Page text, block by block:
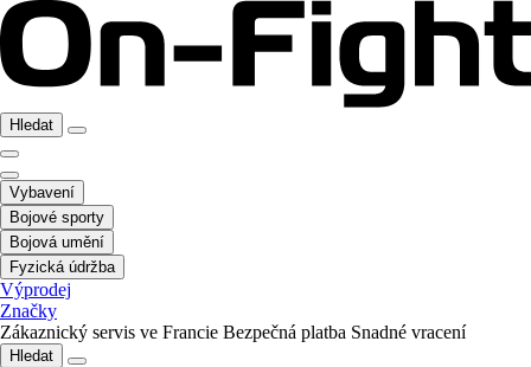
Hledat
Vybavení
Bojové sporty
Bojová umění
Fyzická údržba
Výprodej
Značky
Zákaznický servis ve Francie Bezpečná platba Snadné vracení
Hledat